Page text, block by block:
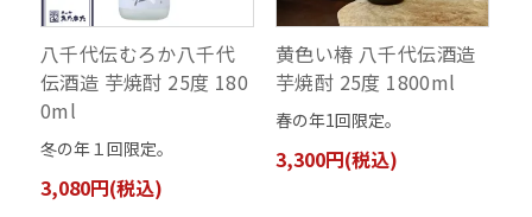
八千代伝むろか八千代
伝酒造 芋焼酎 25度 180
0ml
冬の年１回限定。
3,080円(税込)
黄色い椿 八千代伝酒造
芋焼酎 25度 1800ml
春の年1回限定。
3,300円(税込)